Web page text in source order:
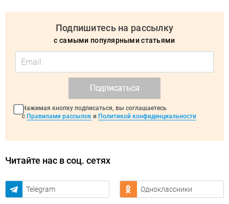
Подпишитесь на рассылку
с самыми популярными статьями
Подписаться
Нажимая кнопку подписаться, вы соглашаетесь
с Правилами рассылок и Политикой конфиденциальности
Читайте нас в соц. сетях
Telegram Одноклассники